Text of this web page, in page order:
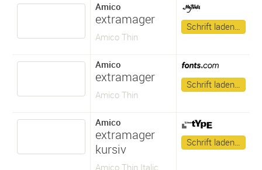
Amico
extramager
Amico Thin
Schrift laden…
Amico
extramager
Amico Thin
Schrift laden…
Amico
extramager
kursiv
Amico Thin Italic
Schrift laden…